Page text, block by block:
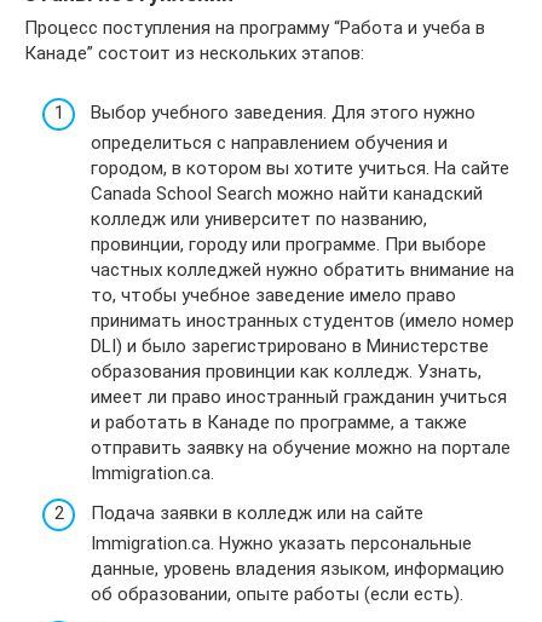
Процесс поступления на программу “Работа и учеба в
Канаде” состоит из нескольких этапов:
Выбор учебного заведения. Для этого нужно
определиться с направлением обучения и
городом, в котором вы хотите учиться. На сайте
Canada School Search можно найти канадский
колледж или университет по названию,
провинции, городу или программе. При выборе
частных колледжей нужно обратить внимание на
то, чтобы учебное заведение имело право
принимать иностранных студентов (имело номер
DLI) и было зарегистрировано в Министерстве
образования провинции как колледж. Узнать,
имеет ли право иностранный гражданин учиться
и работать в Канаде по программе, а также
отправить заявку на обучение можно на портале
Immigration.ca.
Подача заявки в колледж или на сайте
Immigration.ca. Нужно указать персональные
данные, уровень владения языком, информацию
об образовании, опыте работы (если есть).